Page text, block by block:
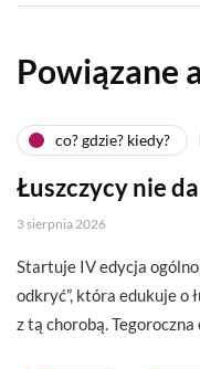
Powiązane
co? gdzie? kiedy?
Łuszczycy nie
3 sierpnia 2026
Startuje IV edycja
odkryć”, która edukuje o
z tą chorobą. Tegoroczna